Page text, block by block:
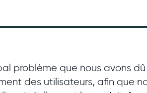
problème que nous avons
des utilisateurs, afin que